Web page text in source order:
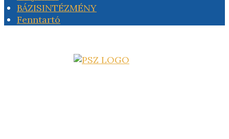
BÁZISINTÉZMÉNY
Fenntartó